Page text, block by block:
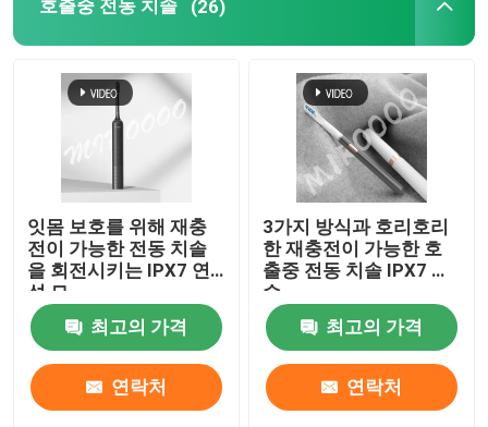
호출중 전동 치솔 (26)
잇몸 보호를 위해 재충
전이 가능한 전동 치솔
을 회전시키는 IPX7 연
성 모
최고의 가격
연락처
3가지 방식과 호리호리
한 재충전이 가능한 호
출중 전동 치솔 IPX7 방
수
최고의 가격
연락처